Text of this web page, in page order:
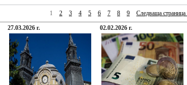
27.03.2026 г. 02.02.2026 г.
1 2 3 4 5 6 7 8 9 Следваща страница